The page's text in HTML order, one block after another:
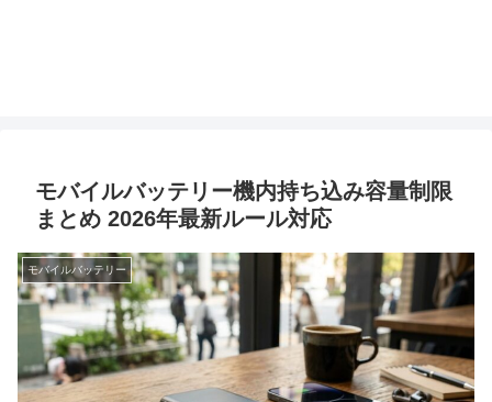
モバイルバッテリー機内持ち込み容量制限
まとめ 2026年最新ルール対応
モバイルバッテリー